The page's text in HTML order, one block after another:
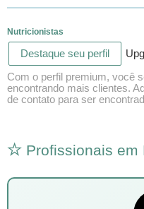
Nutricionistas
Destaque seu perfil
Com o perfil premium, você
encontrando mais clientes.
de contato para ser
Profissionais em